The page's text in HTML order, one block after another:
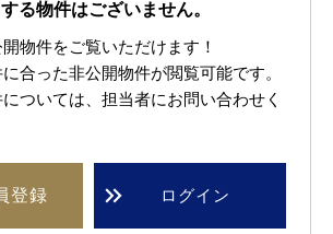
る物件はございません。
物件をご覧いただけます！
合った非公開物件が閲覧可能です。
ついては、担当者にお問い合わせく
登録 ログイン